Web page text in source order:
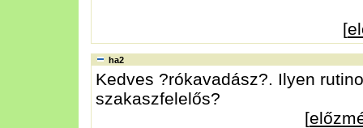
[
ha2
Kedves ?rókavadász?. Ilyen
szakaszfelelős?
[